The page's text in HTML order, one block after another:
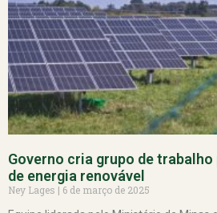
Governo cria grupo de
de energia renovável
Ney Lages
6 de março de 2025